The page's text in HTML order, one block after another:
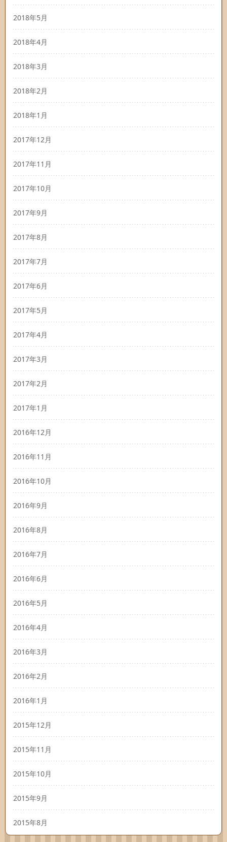
2018年5月
2018年4月
2018年3月
2018年2月
2018年1月
2017年12月
2017年11月
2017年10月
2017年9月
2017年8月
2017年7月
2017年6月
2017年5月
2017年4月
2017年3月
2017年2月
2017年1月
2016年12月
2016年11月
2016年10月
2016年9月
2016年8月
2016年7月
2016年6月
2016年5月
2016年4月
2016年3月
2016年2月
2016年1月
2015年12月
2015年11月
2015年10月
2015年9月
2015年8月